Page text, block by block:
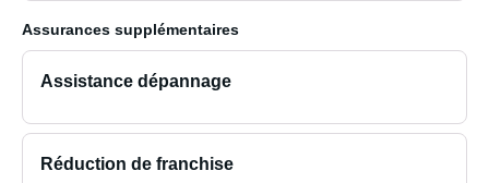
Assurances supplémentaires
Assistance dépannage
Réduction de franchise